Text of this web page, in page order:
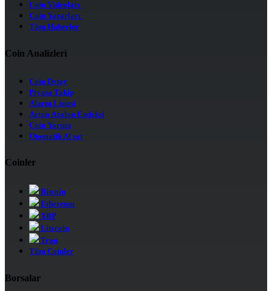
Coin Videoları
Coin Yazarları
Tüm Haberler
Coin Analizleri
Coin Detay
Piyasa Takip
Alarm Listesi
Artan Azalan Endeksi
Coin Yorum
Otomatik Al sat
Coinler
Bitcoin
Ethereum
XRP
Litecoin
Tron
Tüm Coinler
Borsalar